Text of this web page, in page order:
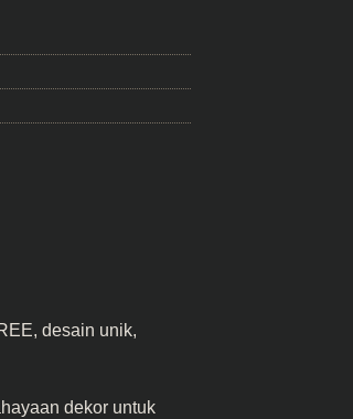
desain unik,
dekor untuk